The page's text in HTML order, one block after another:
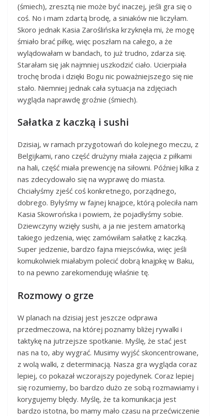
(śmiech), zresztą nie może być inaczej, jeśli gra się o
coś. No i mam zdartą brodę, a siniaków nie liczyłam.
Skoro jednak Kasia Zaroślińska krzyknęła mi, że mogę
śmiało brać piłkę, więc poszłam na całego, a że
wylądowałam w bandach, to już trudno, zdarza się.
Starałam się jak najmniej uszkodzić ciało. Ucierpiała
trochę broda i dzięki Bogu nic poważniejszego się nie
stało. Niemniej jednak cała sytuacja na zdjęciach
wygląda naprawdę groźnie (śmiech).
Sałatka z kaczką i sushi
Dzisiaj, w ramach przygotowań do kolejnego meczu, z
Belgijkami, rano część drużyny miała zajęcia z piłkami
na hali, część miała prewencję na siłowni. Później kilka z
nas zdecydowało się na wyprawę do miasta.
Chciałyśmy zjeść coś konkretnego, porządnego,
dobrego. Byłyśmy w fajnej knajpce, którą poleciła nam
Kasia Skowrońska i powiem, że pojadłyśmy sobie.
Dziewczyny wzięły sushi, a ja nie jestem amatorką
takiego jedzenia, więc zamówiłam sałatkę z kaczką.
Super jedzenie, bardzo fajna miejscówka, więc jeśli
komukolwiek miałabym polecić dobrą knajpkę w Baku,
to na pewno zarekomenduję właśnie tę.
Rozmowy o grze
W planach na dzisiaj jest jeszcze odprawa
przedmeczowa, na której poznamy bliżej rywalki i
taktykę na jutrzejsze spotkanie. Myślę, że stać jest
nas na to, aby wygrać. Musimy wyjść skoncentrowane,
z wolą walki, z determinacją. Nasza gra wygląda coraz
lepiej, co pokazał wczorajszy pojedynek. Coraz lepiej
się rozumiemy, bo bardzo dużo ze sobą rozmawiamy i
korygujemy błędy. Myślę, że ta komunikacja jest
bardzo istotna, bo mamy mało czasu na przećwiczenie